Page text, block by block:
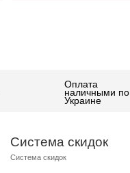
Оплата
наличными по
Украине
Система скидок
Система скидок